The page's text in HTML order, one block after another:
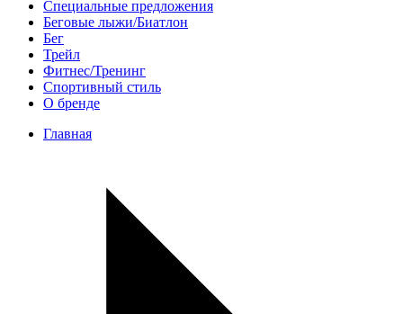
Специальные предложения
Беговые лыжи/Биатлон
Бег
Трейл
Фитнес/Тренинг
Спортивный стиль
О бренде
Главная